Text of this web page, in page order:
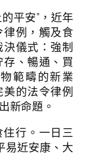
平安”，近年
例，觸及食
儀式：強制
、暢通、買
範疇的新業
的法令律例
新命題。
行。一日三
易近安康、大